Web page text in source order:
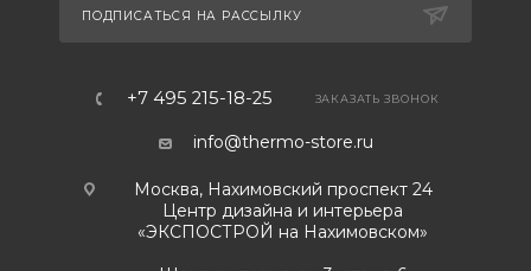
ПОДПИСАТЬСЯ НА РАССЫЛКУ
+7 495 215-18-25 ЗАКАЗАТЬ ЗВОНОК
info@thermo-store.ru
Москва, Нахимовский проспект 24
Центр дизайна и интерьера
«ЭКСПОСТРОЙ на Нахимовском»